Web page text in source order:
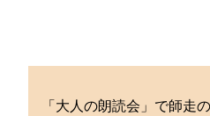
「大人の朗読会」で師走